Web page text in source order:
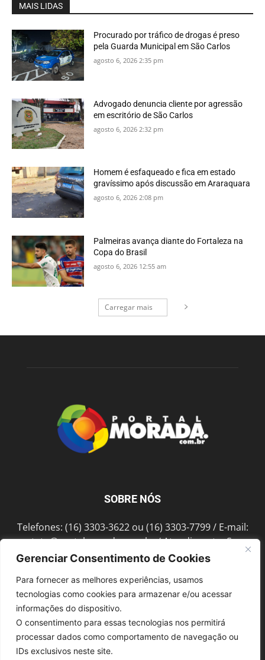
Gerenciar Consentimento de Cookies
Para fornecer as melhores experiências, usamos
tecnologias como cookies para armazenar e/ou acessar
informações do dispositivo.
O consentimento para essas tecnologias nos permitirá
processar dados como comportamento de navegação ou
IDs exclusivos neste site.
MAIS LIDAS
Procurado por tráfico de drogas é preso
pela Guarda Municipal em São Carlos
agosto 6, 2026 2:35 pm
Advogado denuncia cliente por agressão
em escritório de São Carlos
agosto 6, 2026 2:32 pm
Homem é esfaqueado e fica em estado
gravíssimo após discussão em Araraquara
agosto 6, 2026 2:08 pm
Palmeiras avança diante do Fortaleza na
Copa do Brasil
agosto 6, 2026 12:55 am
Carregar mais
SOBRE NÓS
Telefones: (16) 3303-3622 ou (16) 3303-7799 / E-mail:
contato@portalmorada.com.br/ Atendimento: Seg a
Sex das 8h às 18h / Endereço: Av. Bento de Abreu, 889
SIGA-NOS